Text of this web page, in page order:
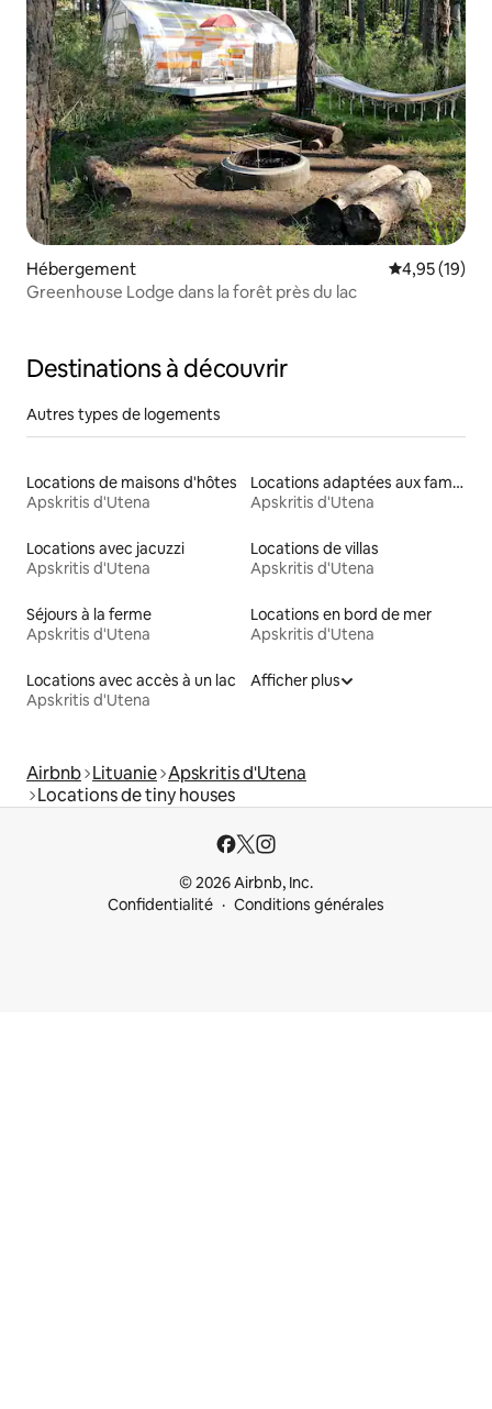
Hébergement Évaluation
4,95 (19)
Greenhouse Lodge dans la forêt près du lac
Destinations à découvrir
Autres types de logements
Locations de maisons d'hôtes
Apskritis d'Utena
Locations adaptées aux familles
Apskritis d'Utena
Locations avec jacuzzi
Apskritis d'Utena
Locations de villas
Apskritis d'Utena
Séjours à la ferme
Apskritis d'Utena
Locations en bord de mer
Apskritis d'Utena
Locations avec accès à un lac
Apskritis d'Utena
Afficher plus
Airbnb Lituanie Apskritis d'Utena
Locations de tiny houses
© 2026 Airbnb, Inc.
Confidentialité
Conditions générales